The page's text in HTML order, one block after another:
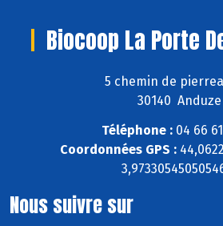
Biocoop La Porte
5 chemin de
30140 Anduze
Téléphone : 04 66
Coordonnées GPS :
Nous suivre sur